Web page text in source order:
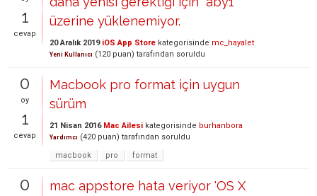
1
cevap
üzerine yüklenemiyor.
20 Aralık 2019 iOS App Store kategorisinde mc_hayalet
Yeni Kullanıcı (120 puan) tarafından soruldu
0
oy
1
cevap
Macbook pro format için uygun
sürüm
21 Nisan 2016 Mac Ailesi kategorisinde burhanbora
Yardımcı (420 puan) tarafından soruldu
macbook
pro format
0
mac appstore hata veriyor 'OS X